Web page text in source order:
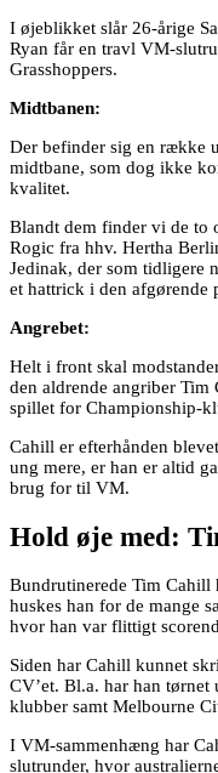
I øjeblikket slår 26-årige
Ryan får en travl VM-
Grasshoppers.
Midtbanen:
Der befinder sig en række
midtbane, som dog ikke
kvalitet.
Blandt dem finder vi de to
Rogic fra hhv. Hertha
Jedinak, der som tidligere
et hattrick i den afgørende
Angrebet:
Helt i front skal
den aldrende angriber
spillet for Championship-
Cahill er efterhånden
ung mere, er han er altid
brug for til VM.
Hold øje med:
Bundrutinerede Tim Cahill
huskes han for de mange
hvor han var flittigt
Siden har Cahill kunnet
CV’et. Bl.a. har han
klubber samt Melbourne
I VM-sammenhæng har
slutrunder, hvor